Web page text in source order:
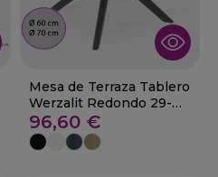
Mesa de Terraza Tablero
Werzalit Redondo 29-
DIZ
96,60 €